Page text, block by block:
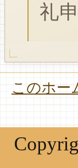
礼
このホー